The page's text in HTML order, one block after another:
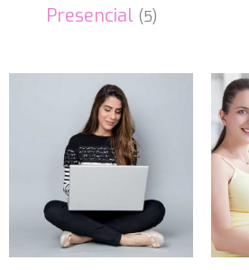
Presencial (5)